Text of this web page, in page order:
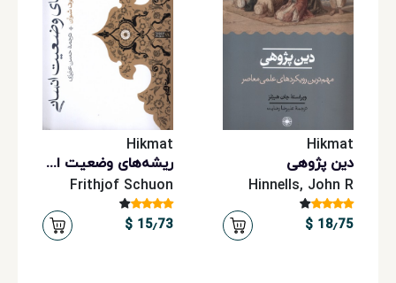
Hikmat
دین پژوهی
Hinnells, John R
18٫75 $
Hikmat
ریشه‌های وضعیت انسانی
Frithjof Schuon
15٫73 $